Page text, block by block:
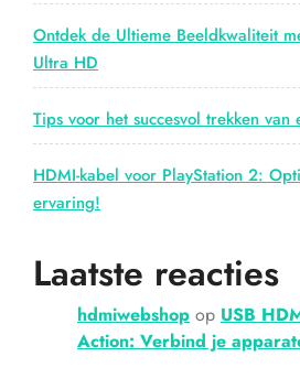
Ontdek de Ultieme Beeldkwaliteit
Ultra HD
Tips voor het succesvol trekken van
HDMI-kabel voor PlayStation 2:
ervaring!
Laatste reacties
hdmiwebshop op USB
Action: Verbind je